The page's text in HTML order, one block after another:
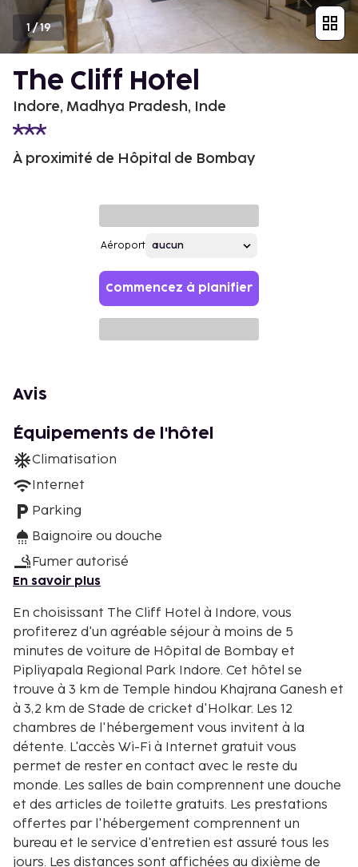
1/19
The Cliff Hotel
Indore, Madhya Pradesh, Inde
À proximité de Hôpital de Bombay
Aéroport
Commencez à planifier
Avis
Équipements de l'hôtel
Climatisation
Internet
Parking
Baignoire ou douche
Fumer autorisé
En savoir plus
En choisissant The Cliff Hotel à Indore, vous
profiterez d'un agréable séjour à moins de 5
minutes de voiture de Hôpital de Bombay et
Pipliyapala Regional Park Indore. Cet hôtel se
trouve à 3 km de Temple hindou Khajrana Ganesh et
à 3,2 km de Stade de cricket d'Holkar. Les 12
chambres de l'hébergement vous invitent à la
détente. L'accès Wi-Fi à Internet gratuit vous
permet de rester en contact avec le reste du
monde. Les salles de bain comprennent une douche
et des articles de toilette gratuits. Les prestations
offertes par l'hébergement comprennent un
bureau et le service d'entretien est assuré tous les
jours. Les distances sont affichées au dixième de